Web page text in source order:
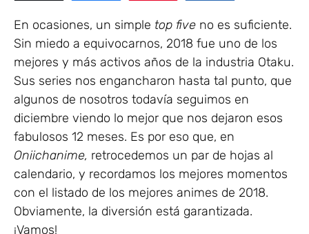
En ocasiones, un simple top five no es suficiente.
Sin miedo a equivocarnos, 2018 fue uno de los
mejores y más activos años de la industria Otaku.
Sus series nos engancharon hasta tal punto, que
algunos de nosotros todavía seguimos en
diciembre viendo lo mejor que nos dejaron esos
fabulosos 12 meses. Es por eso que, en
Oniichanime, retrocedemos un par de hojas al
calendario, y recordamos los mejores momentos
con el listado de los mejores animes de 2018.
Obviamente, la diversión está garantizada.
¡Vamos!